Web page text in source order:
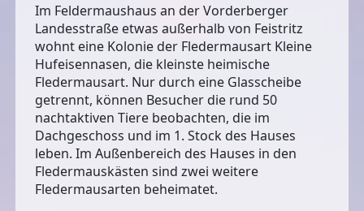
Im Feldermaushaus an der Vorderberger
Landesstraße etwas außerhalb von Feistritz
wohnt eine Kolonie der Fledermausart Kleine
Hufeisennasen, die kleinste heimische
Fledermausart. Nur durch eine Glasscheibe
getrennt, können Besucher die rund 50
nachtaktiven Tiere beobachten, die im
Dachgeschoss und im 1. Stock des Hauses
leben. Im Außenbereich des Hauses in den
Fledermauskästen sind zwei weitere
Fledermausarten beheimatet.